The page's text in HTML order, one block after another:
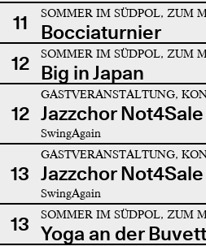
11 SOMMER IM SÜDPOL, ZUM
Bocciaturnier
12
SOMMER IM SÜDPOL, ZUM
Big in Japan
12
GASTVERANSTALTUNG,
Jazzchor Not4Sale
SwingAgain
13
GASTVERANSTALTUNG,
Jazzchor Not4Sale
SwingAgain
13 SOMMER IM SÜDPOL, ZUM
Yoga an der